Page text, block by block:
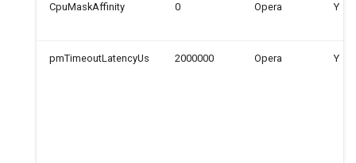
CpuMaskAffinity 0 Opera Y
pmTimeoutLatencyUs 2000000 Opera Y